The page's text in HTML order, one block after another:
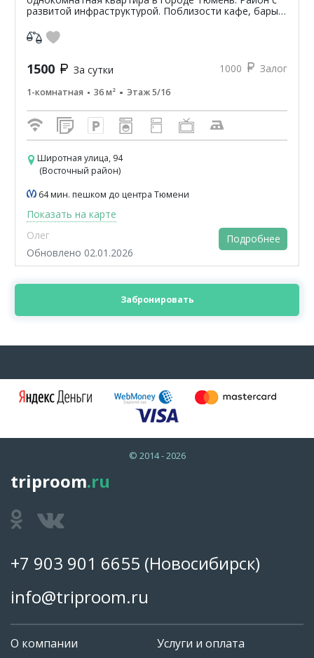
развитой инфраструктурой. Поблизости кафе, бары,
общественного транспорт...
1500 За сутки 1000 Залог
1-комнатная 36 м² Этаж 5/16
Широтная улица, 94
(Восточный район)
64 мин. пешком до центра Тюмени
Показать на карте
Олег
Обновлено 02.01.2026
Подробнее
Забронировать
© 2014 - 2026
triproom.ru
+7 903 901 6655 (Новосибирск)
info@triproom.ru
О компании Услуги и оплата